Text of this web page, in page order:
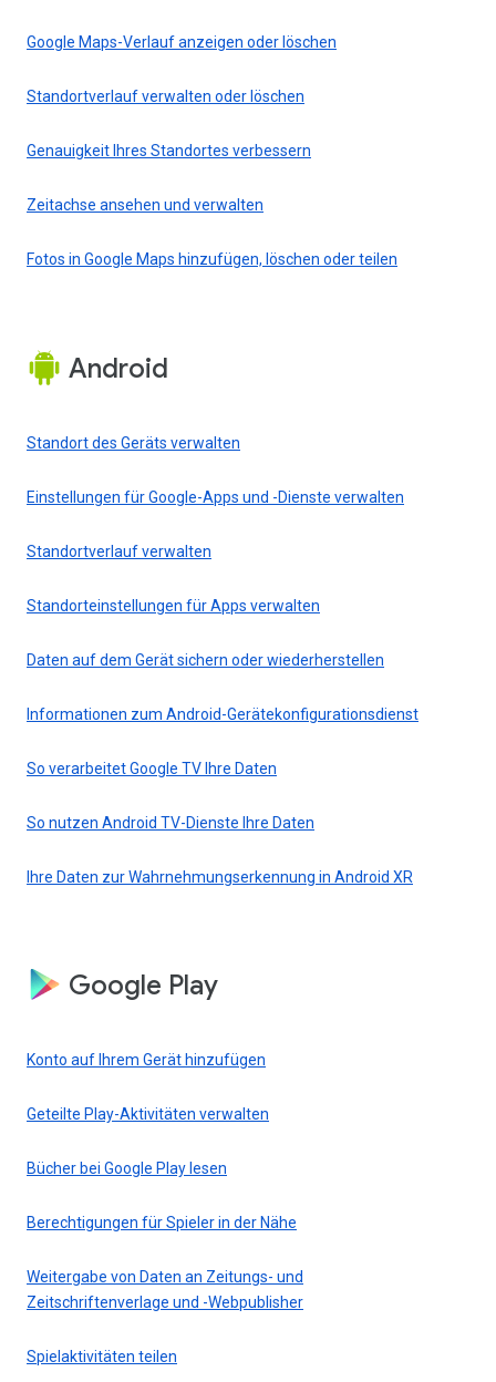
Google Maps-Verlauf anzeigen oder löschen
Standortverlauf verwalten oder löschen
Genauigkeit Ihres Standortes verbessern
Zeitachse ansehen und verwalten
Fotos in Google Maps hinzufügen, löschen oder teilen
Android
Standort des Geräts verwalten
Einstellungen für Google-Apps und -Dienste verwalten
Standortverlauf verwalten
Standorteinstellungen für Apps verwalten
Daten auf dem Gerät sichern oder wiederherstellen
Informationen zum Android-Gerätekonfigurationsdienst
So verarbeitet Google TV Ihre Daten
So nutzen Android TV-Dienste Ihre Daten
Ihre Daten zur Wahrnehmungserkennung in Android XR
Google Play
Konto auf Ihrem Gerät hinzufügen
Geteilte Play-Aktivitäten verwalten
Bücher bei Google Play lesen
Berechtigungen für Spieler in der Nähe
Weitergabe von Daten an Zeitungs- und
Zeitschriftenverlage und -Webpublisher
Spielaktivitäten teilen